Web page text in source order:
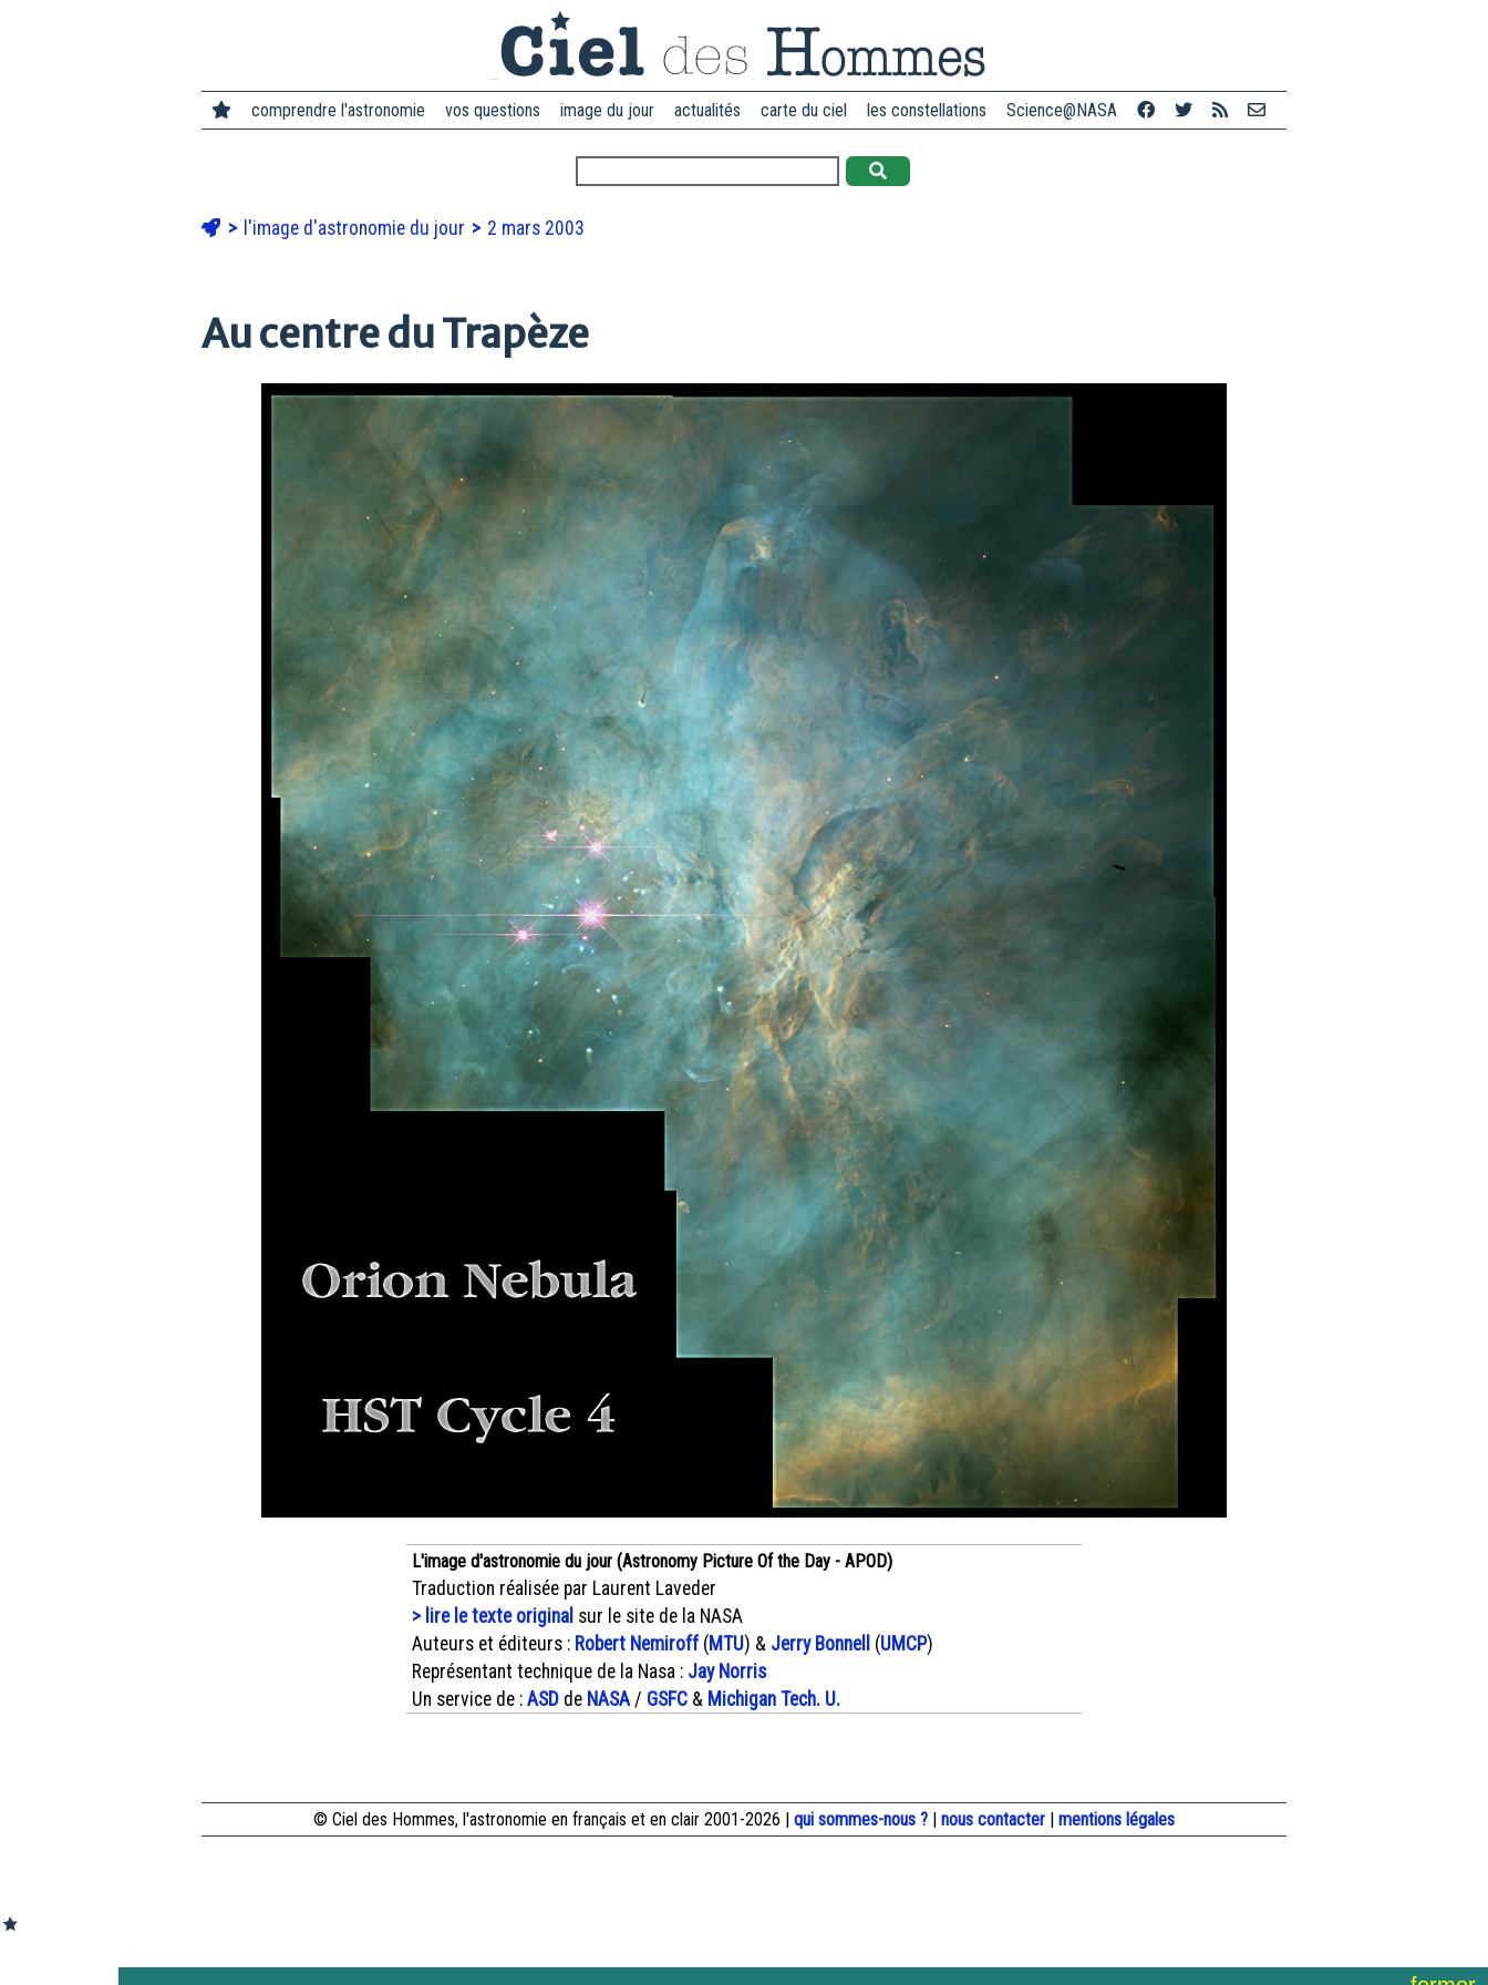
comprendre l'astronomie vos questions image du jour actualités carte du ciel les constellations Science@NASA
l'image d'astronomie du jour 2 mars 2003
Au centre du Trapèze
L'image d'astronomie du jour (Astronomy Picture Of the Day - APOD)
Traduction réalisée par Laurent Laveder
> lire le texte original sur le site de la NASA
Auteurs et éditeurs : Robert Nemiroff(MTU) & Jerry Bonnell (UMCP)
Représentant technique de la Nasa : Jay Norris
Un service de : ASD de NASA / GSFC & Michigan Tech. U.
© Ciel des Hommes, l'astronomie en français et en clair 2001-2026 | qui sommes-nous ? | nous contacter | mentions légales